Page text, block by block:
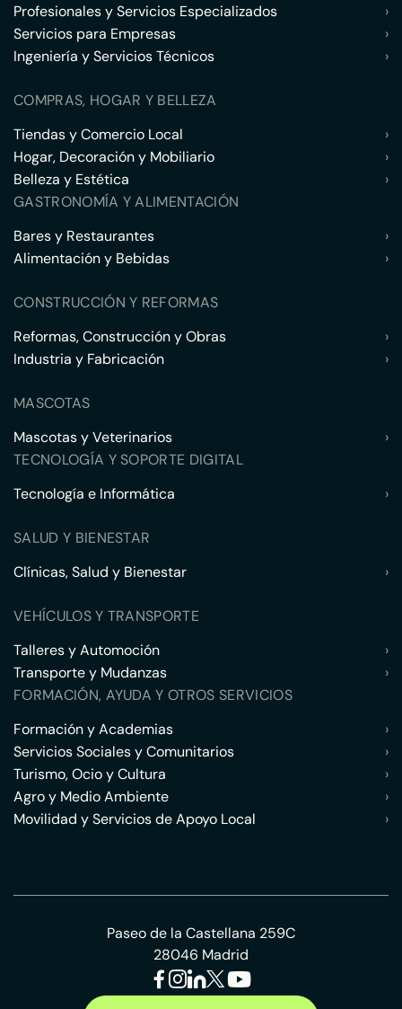
Profesionales y Servicios Especializados
›
Servicios para Empresas
›
Ingeniería y Servicios Técnicos
›
COMPRAS, HOGAR Y BELLEZA
Tiendas y Comercio Local
›
Hogar, Decoración y Mobiliario
›
Belleza y Estética
›
GASTRONOMÍA Y ALIMENTACIÓN
Bares y Restaurantes
›
Alimentación y Bebidas
›
CONSTRUCCIÓN Y REFORMAS
Reformas, Construcción y Obras
›
Industria y Fabricación
›
MASCOTAS
Mascotas y Veterinarios
›
TECNOLOGÍA Y SOPORTE DIGITAL
Tecnología e Informática
›
SALUD Y BIENESTAR
Clínicas, Salud y Bienestar
›
VEHÍCULOS Y TRANSPORTE
Talleres y Automoción
›
Transporte y Mudanzas
›
FORMACIÓN, AYUDA Y OTROS SERVICIOS
Formación y Academias
›
Servicios Sociales y Comunitarios
›
Turismo, Ocio y Cultura
›
Agro y Medio Ambiente
›
Movilidad y Servicios de Apoyo Local
›
Paseo de la Castellana 259C
28046 Madrid